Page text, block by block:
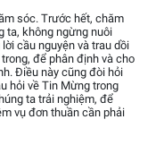
sóc. Trước hết, chăm
ta, không ngừng nuôi
cầu nguyện và trau dồi
để phân định và cho
Điều này cũng đòi hỏi
hỏi về Tin Mừng trong
ta trải nghiệm, để
vụ đơn thuần cần phải